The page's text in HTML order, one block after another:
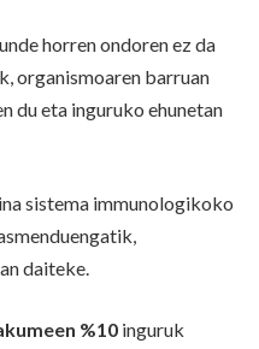
horren ondoren ez da
organismoaren barruan
du eta inguruko ehunetan
sistema immunologikoko
daiteke.
%10 inguruk